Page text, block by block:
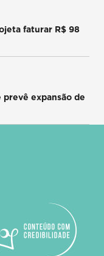
faturar R$ 98
expansão de